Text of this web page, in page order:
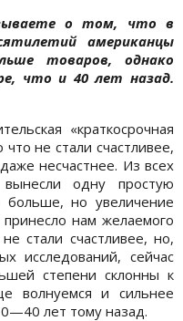
о том, что в
американцы
товаров, однако
что и 40 лет назад.
«краткосрочная
не стали счастливее,
несчастнее. Из всех
одну простую
но увеличение
нам желаемого
стали счастливее, но,
исследований, сейчас
степени склонны к
волнуемся и сильнее
лет тому назад.